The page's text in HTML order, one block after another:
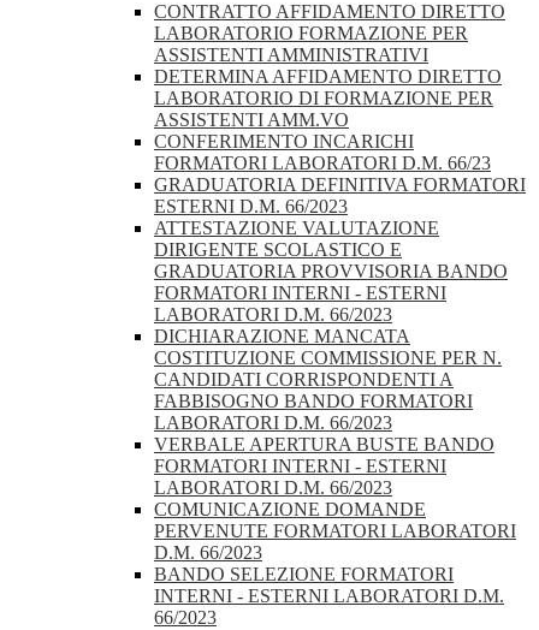
CONTRATTO AFFIDAMENTO DIRETTO
LABORATORIO FORMAZIONE PER
ASSISTENTI AMMINISTRATIVI
DETERMINA AFFIDAMENTO DIRETTO
LABORATORIO DI FORMAZIONE PER
ASSISTENTI AMM.VO
CONFERIMENTO INCARICHI
FORMATORI LABORATORI D.M. 66/23
GRADUATORIA DEFINITIVA FORMATORI
ESTERNI D.M. 66/2023
ATTESTAZIONE VALUTAZIONE
DIRIGENTE SCOLASTICO E
GRADUATORIA PROVVISORIA BANDO
FORMATORI INTERNI - ESTERNI
LABORATORI D.M. 66/2023
DICHIARAZIONE MANCATA
COSTITUZIONE COMMISSIONE PER N.
CANDIDATI CORRISPONDENTI A
FABBISOGNO BANDO FORMATORI
LABORATORI D.M. 66/2023
VERBALE APERTURA BUSTE BANDO
FORMATORI INTERNI - ESTERNI
LABORATORI D.M. 66/2023
COMUNICAZIONE DOMANDE
PERVENUTE FORMATORI LABORATORI
D.M. 66/2023
BANDO SELEZIONE FORMATORI
INTERNI - ESTERNI LABORATORI D.M.
66/2023